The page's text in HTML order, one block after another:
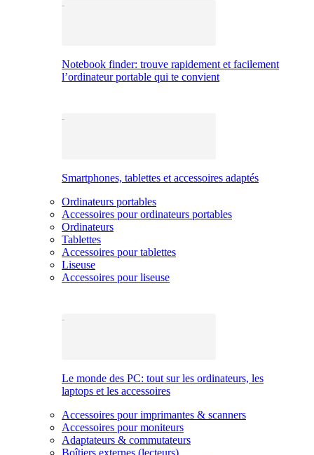
Notebook finder: trouve rapidement et facilement
l’ordinateur portable qui te convient
Smartphones, tablettes et accessoires adaptés
Ordinateurs portables
Accessoires pour ordinateurs portables
Ordinateurs
Tablettes
Accessoires pour tablettes
Liseuse
Accessoires pour liseuse
Le monde des PC: tout sur les ordinateurs, les
laptops et les accessoires
Accessoires pour imprimantes & scanners
Accessoires pour moniteurs
Adaptateurs & commutateurs
Boîtiers externes (lecteurs)